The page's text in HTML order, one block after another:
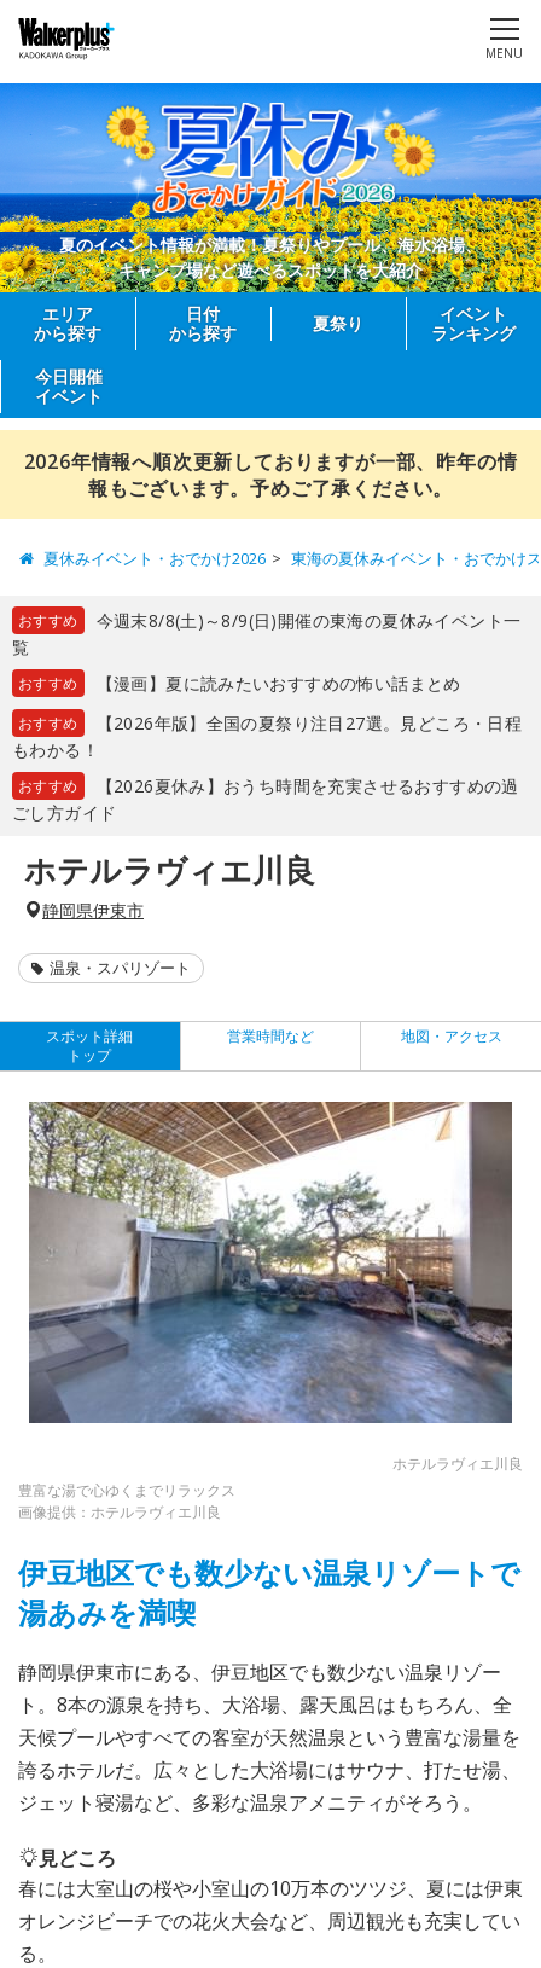
MENU
夏のイベント情報が満載！夏祭りやプール、海水浴場、
キャンプ場など遊べるスポットを大紹介
エリア
から探す
日付
から探す
夏祭り
イベント
ランキング
今日開催
イベント
2026年情報へ順次更新しておりますが一部、昨年の情
報もございます。予めご了承ください。
夏休みイベント・おでかけ2026 東海の夏休みイベント・おでかけ
おすすめ
今週末8/8(土)～8/9(日)開催の東海の夏休みイベント一
覧
おすすめ 【漫画】夏に読みたいおすすめの怖い話まとめ
おすすめ
【2026年版】全国の夏祭り注目27選。見どころ・日程
もわかる！
おすすめ
【2026夏休み】おうち時間を充実させるおすすめの過
ごし方ガイド
ホテルラヴィエ川良
静岡県伊東市
温泉・スパリゾート
スポット詳細
トップ
営業時間など 地図・アクセス
ホテルラヴィエ川良
豊富な湯で心ゆくまでリラックス
画像提供：ホテルラヴィエ川良
伊豆地区でも数少ない温泉リゾートで
湯あみを満喫
静岡県伊東市にある、伊豆地区でも数少ない温泉リゾー
ト。8本の源泉を持ち、大浴場、露天風呂はもちろん、全
天候プールやすべての客室が天然温泉という豊富な湯量を
誇るホテルだ。広々とした大浴場にはサウナ、打たせ湯、
ジェット寝湯など、多彩な温泉アメニティがそろう。
見どころ
春には大室山の桜や小室山の10万本のツツジ、夏には伊東
オレンジビーチでの花火大会など、周辺観光も充実してい
る。